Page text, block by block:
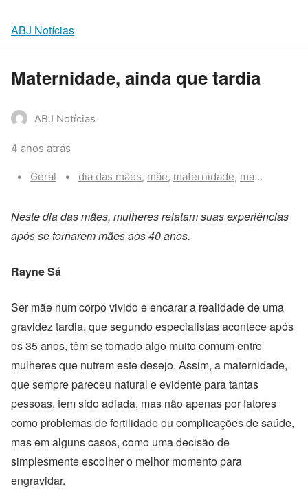
ABJ Notícias
Maternidade, ainda que tardia
ABJ Notícias
4 anos atrás
Categories:
Geral Tags:
dia das mães, mãe, maternidade, maternidade tardia
Neste dia das mães, mulheres relatam suas experiências
após se tornarem mães aos 40 anos.
Rayne Sá
Ser mãe num corpo vivido e encarar a realidade de uma
gravidez tardia, que segundo especialistas acontece após
os 35 anos, têm se tornado algo muito comum entre
mulheres que nutrem este desejo. Assim, a maternidade,
que sempre pareceu natural e evidente para tantas
pessoas, tem sido adiada, mas não apenas por fatores
como problemas de fertilidade ou complicações de saúde,
mas em alguns casos, como uma decisão de
simplesmente escolher o melhor momento para
engravidar.